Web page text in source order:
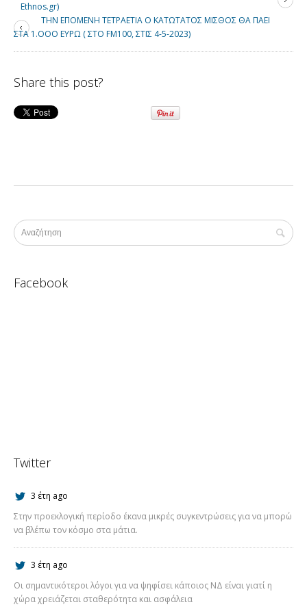
Ethnos.gr)
ΤΗΝ ΕΠΟΜΕΝΗ ΤΕΤΡΑΕΤΙΑ Ο ΚΑΤΩΤΑΤΟΣ ΜΙΣΘΟΣ ΘΑ ΠΑΕΙ
ΣΤΑ 1.ΟΟΟ ΕΥΡΩ ( ΣΤΟ FM100, ΣΤΙΣ 4-5-2023)
Share this post?
Facebook
Twitter
3 έτη ago
Στην προεκλογική περίοδο έκανα μικρές συγκεντρώσεις για να μπορώ
να βλέπω τον κόσμο στα μάτια.
3 έτη ago
Οι σημαντικότεροι λόγοι για να ψηφίσει κάποιος ΝΔ είναι γιατί η
χώρα χρειάζεται σταθερότητα και ασφάλεια